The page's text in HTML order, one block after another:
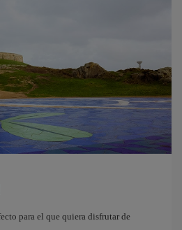
para el que quiera disfrutar de